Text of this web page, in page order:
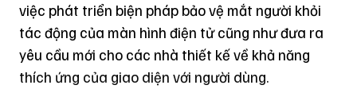
việc phát triển biện pháp bảo vệ mắt người khỏi
tác động của màn hình điện tử cũng như đưa ra
yêu cầu mới cho các nhà thiết kế về khả năng
thích ứng của giao diện với người dùng.